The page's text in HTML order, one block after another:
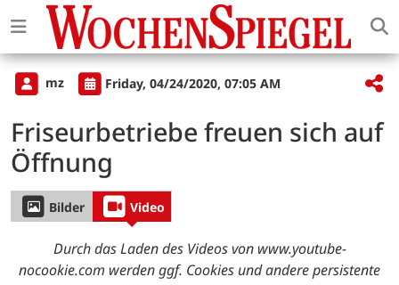
mz Friday, 04/24/2020, 07:05 AM
Friseurbetriebe freuen sich auf
Öffnung
Bilder Video
Durch das Laden des Videos von www.youtube-
nocookie.com werden ggf. Cookies und andere persistente